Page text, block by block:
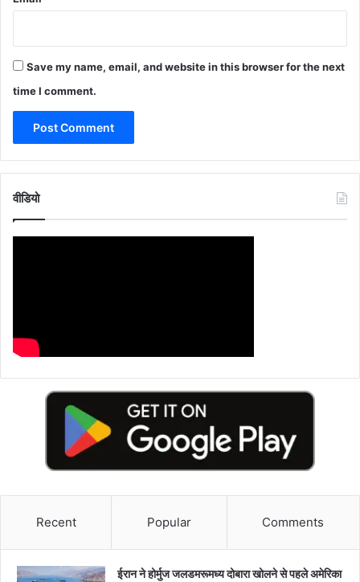
Save my name, email, and website in this browser for the next
time I comment.
वीडियो
Recent Popular Comments
ईरान ने होर्मुज जलडमरूमध्य दोबारा खोलने से पहले अमेरिका